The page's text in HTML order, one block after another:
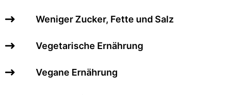
Weniger Zucker, Fette und Salz
Vegetarische Ernährung
Vegane Ernährung